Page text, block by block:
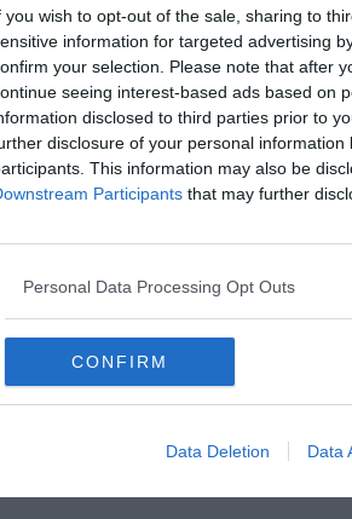
you wish to opt-out of the sale, sharing to
information for targeted advertising
your selection. Please note that after
seeing interest-based ads based on
disclosed to third parties prior to
disclosure of your personal information
This information may also be
Participants that may further
Personal Data Processing Opt Outs
CONFIRM
Data Deletion Data
della Toscana iscriviti allaNewsletter
direttamente nella tua casella di posta.
scatta l'arresto
un arresto
arrestati